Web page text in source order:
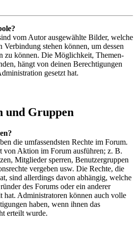
vom Autor ausgewählte Bilder, welche
Verbindung stehen können, um dessen
zu können. Die Möglichkeit, Themen-
hängt von deinen Berechtigungen
gesetzt hat.
und Gruppen
die umfassendsten Rechte im Forum.
von Aktion im Forum ausführen; z. B.
Mitglieder sperren, Benutzergruppen
vergeben usw. Die Rechte, die
sind allerdings davon abhängig, welche
des Forums oder ein anderer
hat. Administratoren können auch volle
haben, wenn ihnen das
erteilt wurde.